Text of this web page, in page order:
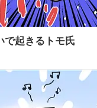
で起きるトモ氏